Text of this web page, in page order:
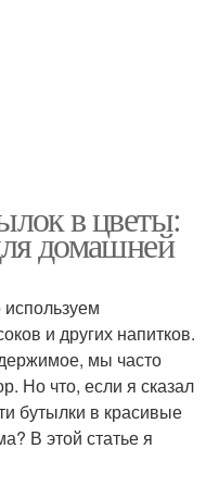
в цветы:
домашней
и других напитков.
мы часто
Но что, если я сказал
бутылки в красивые
В этой статье я